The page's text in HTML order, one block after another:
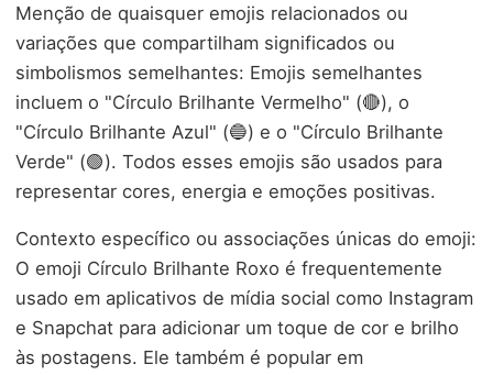
Menção de quaisquer emojis relacionados ou
variações que compartilham significados ou
simbolismos semelhantes: Emojis semelhantes
incluem o "Círculo Brilhante Vermelho" (🔴), o
"Círculo Brilhante Azul" (🔵) e o "Círculo Brilhante
Verde" (🟢). Todos esses emojis são usados para
representar cores, energia e emoções positivas.
Contexto específico ou associações únicas do emoji:
O emoji Círculo Brilhante Roxo é frequentemente
usado em aplicativos de mídia social como Instagram
e Snapchat para adicionar um toque de cor e brilho
às postagens. Ele também é popular em